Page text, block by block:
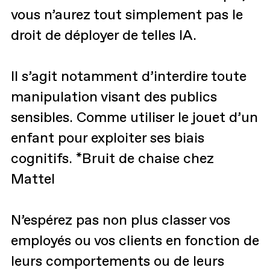
vous n’aurez tout simplement pas le
droit de déployer de telles IA.
Il s’agit notamment d’interdire toute
manipulation visant des publics
sensibles. Comme utiliser le jouet d’un
enfant pour exploiter ses biais
cognitifs. *Bruit de chaise chez
Mattel
N’espérez pas non plus classer vos
employés ou vos clients en fonction de
leurs comportements ou de leurs